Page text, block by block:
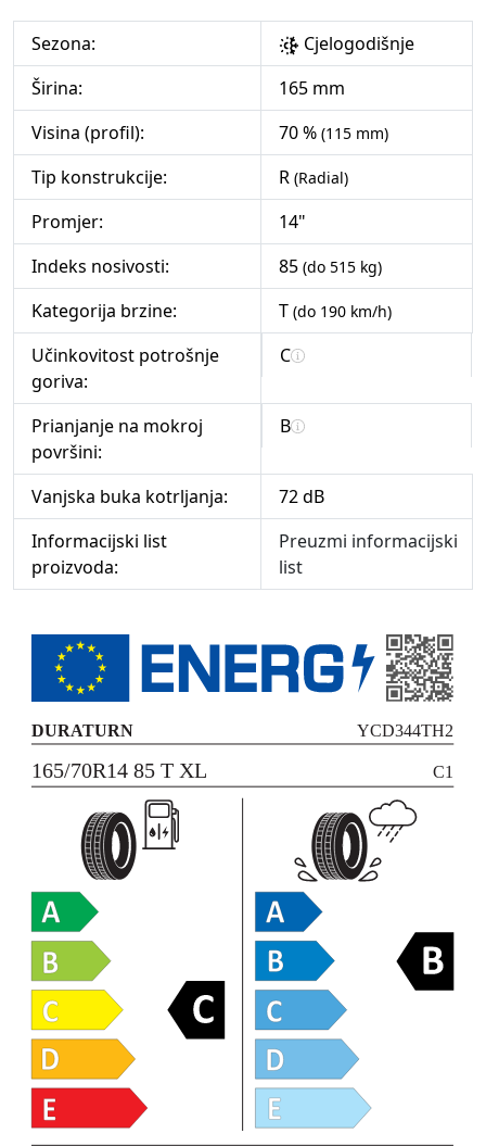
Sezona:
Cjelogodišnje
Širina:
165 mm
Visina (profil):
70 % (115 mm)
Tip konstrukcije: R (Radial)
Promjer:
14"
Indeks nosivosti:
85 (do 515 kg)
Kategorija brzine: T (do 190 km/h)
Učinkovitost potrošnje
goriva:
C
Prianjanje na mokroj
površini:
B
Vanjska buka kotrljanja:
72 dB
Informacijski list
proizvoda:
Preuzmi informacijski
list